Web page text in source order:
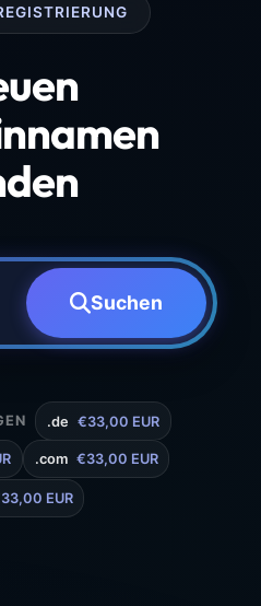
Suchen
.de €33,00 EUR
.com €33,00 EUR
EUR